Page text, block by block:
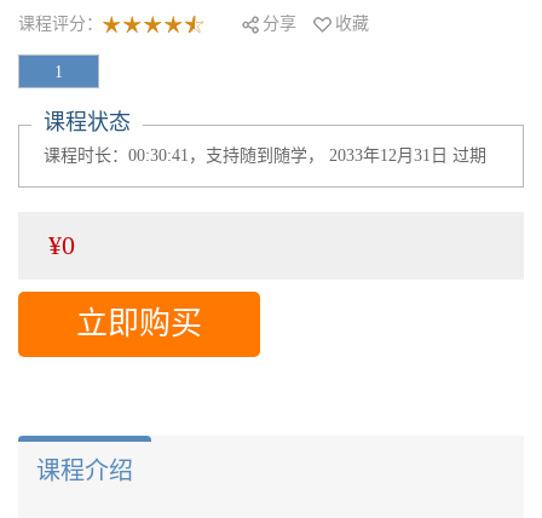
课程评分： 分享 收藏
1
课程状态
课程时长：00:30:41，支持随到随学， 2033年12月31日 过期
¥0
立即购买
课程介绍